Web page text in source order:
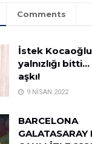
Comments
İstek
yalnızlığı
aşkı!
9 NISAN 2022
BARCELONA
GALATASARAY